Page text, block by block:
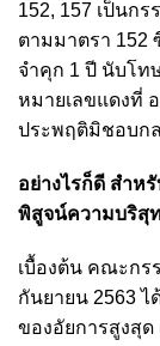
152, 157 เป็นก
ตามมาตรา 152
จำคุก 1 ปี นับโท
หมายเลขแดงที่
ประพฤติมิชอบก
อย่างไรก็ดี สำห
พิสูจน์ความบริสุ
เบื้องต้น คณะกร
กันยายน 2563
ของอัยการสูงสุ